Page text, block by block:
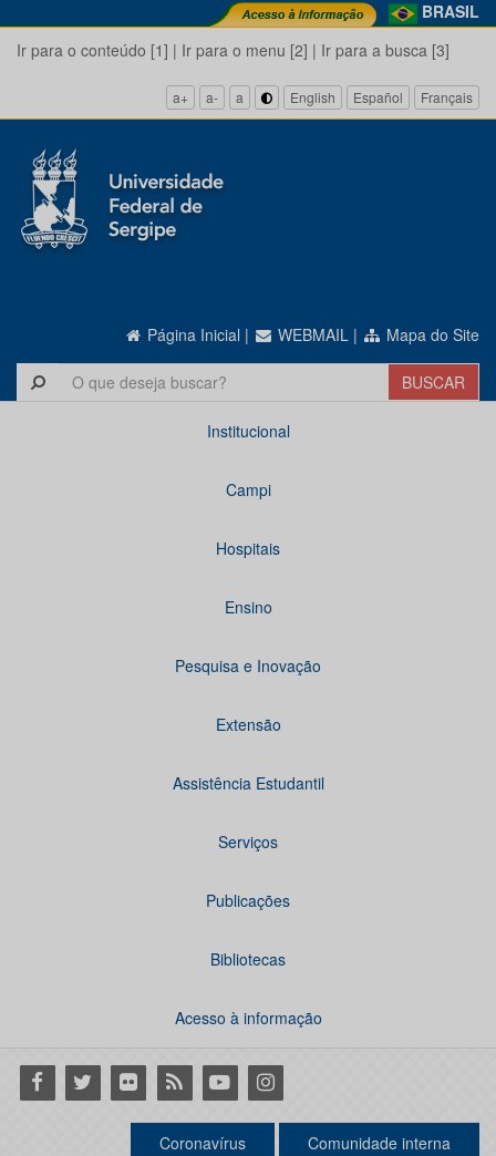
BRASIL
Ir para o conteúdo [1] | Ir para o menu [2] | Ir para a busca [3]
a+ a- a English Español Français
Página Inicial | WEBMAIL | Mapa do Site
Institucional
Campi
Hospitais
Ensino
Pesquisa e Inovação
Extensão
Assistência Estudantil
Serviços
Publicações
Bibliotecas
Acesso à informação
Facebook
Twitter Flickr RSS YoutubeInstagram
Coronavírus Comunidade interna